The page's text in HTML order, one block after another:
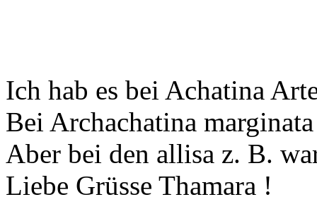
Ich hab es bei Achatina
Bei Archachatina
Aber bei den allisa z. B.
Liebe Grüsse Thamara !